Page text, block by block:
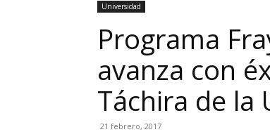
Universidad
Programa
avanza con
Táchira de la
21 febrero, 2017